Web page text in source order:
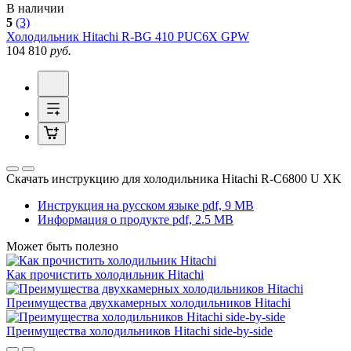
В наличии
5 (3)
Холодильник Hitachi R-BG 410 PUC6X GPW
104 810 руб.
Скачать инструкцию для холодильника Hitachi R-C6800 U XK
Инструкция на русском языке pdf, 9 MB
Информация о продукте pdf, 2.5 MB
Может быть полезно
Как прочистить холодильник Hitachi
Преимущества двухкамерных холодильников Hitachi
Преимущества холодильников Hitachi side-by-side